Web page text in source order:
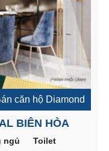
căn hộ Diamond
BIÊN HÒA
ngủ
Toilet